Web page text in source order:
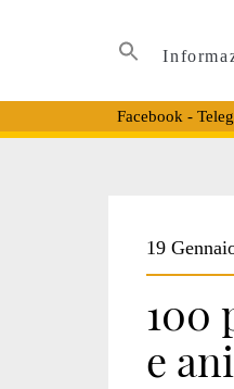
Facebook -
19
100
e